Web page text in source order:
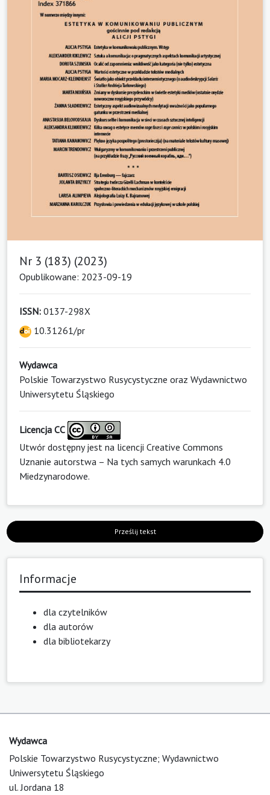
Nr 3 (183) (2023)
Opublikowane: 2023-09-19
ISSN: 0137-298X
10.31261/pr
Wydawca
Polskie Towarzystwo Rusycystyczne oraz Wydawnictwo
Uniwersytetu Śląskiego
Licencja CC
Utwór dostępny jest na licencji Creative Commons
Uznanie autorstwa – Na tych samych warunkach 4.0
Miedzynarodowe.
Prześlij tekst
Informacje
dla czytelników
dla autorów
dla bibliotekarzy
Wydawca
Polskie Towarzystwo Rusycystyczne; Wydawnictwo
Uniwersytetu Śląskiego
ul. Jordana 18